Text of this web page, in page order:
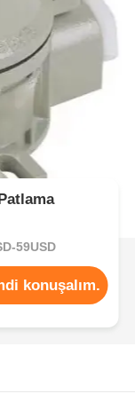
59USD
konuşalım.